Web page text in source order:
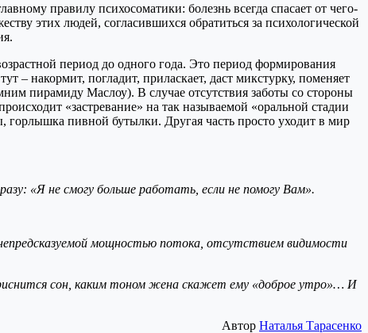
правилу психосоматики: болезнь всегда спасает от чего-
этих людей, согласившихся обратиться за психологической
период до одного года. Это период формирования
– накормит, погладит, приласкает, даст микстурку, поменяет
пирамиду Маслоу). В случае отсутствия заботы со стороны
«застревание» на так называемой «оральной стадии
горлышка пивной бутылки. Другая часть просто уходит в мир
«Я не смогу больше работать, если не помогу Вам».
мощностью потока, отсутствием видимости
сон, каким тоном жена скажет ему «доброе утро»… И
Автор Наталья Тарасенко